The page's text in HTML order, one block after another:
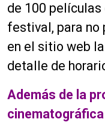
de 100
festival, para no
en el sitio web
detalle de
Además de la
cinematográfica